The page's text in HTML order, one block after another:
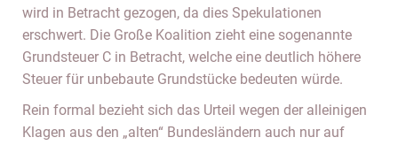
wird in Betracht gezogen, da dies Spekulationen
erschwert. Die Große Koalition zieht eine sogenannte
Grundsteuer C in Betracht, welche eine deutlich höhere
Steuer für unbebaute Grundstücke bedeuten würde.
Rein formal bezieht sich das Urteil wegen der alleinigen
Klagen aus den „alten“ Bundesländern auch nur auf